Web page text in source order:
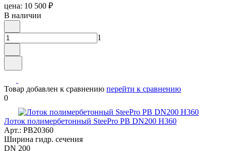
цена: 10 500 ₽
В наличии
1
Товар добавлен к сравнению перейти к сравнению
0
Лоток полимербетонный SteePro PB DN200 H360
Арт.: PB20360
Ширина гидр. сечения
DN 200